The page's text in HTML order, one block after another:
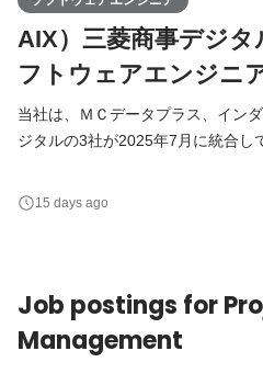
AIX）三菱商事デジタ
フトウェアエンジニ
当社は、ＭＣデータプラス、イン
ジタルの3社が2025年7月に統合し
に向き合い続ける」をミッション
と三菱商事の産業知見をかけあわ
15 days ago
Job postings for
Management